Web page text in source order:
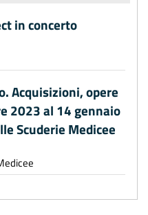
in concerto
Acquisizioni, opere
2023 al 14 gennaio
Scuderie Medicee